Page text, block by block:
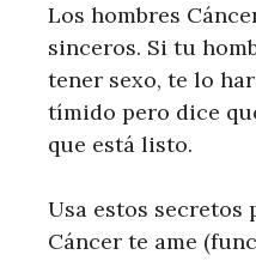
Los hombres
sinceros. Si tu
tener sexo, te lo
tímido pero dice
que está listo.
Usa estos secretos
Cáncer te ame